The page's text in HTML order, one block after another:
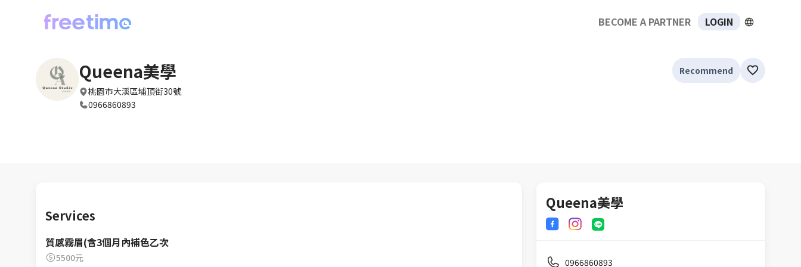
BECOME A PARTNER LOGIN
Queena美學
桃園市大溪區埔頂街30號
0966860893
Recommend
Services
質感霧眉(含3個月內補色乙次
5500元
Queena美學
0966860893